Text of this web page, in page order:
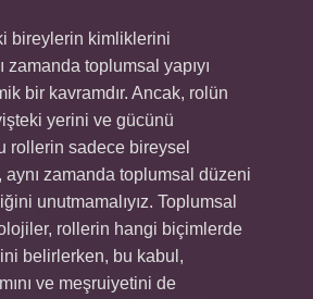
bireylerin kimliklerini
zamanda toplumsal yapıyı
bir kavramdır. Ancak, rolün
yerini ve gücünü
rollerin sadece bireysel
zamanda toplumsal düzeni
unutmamalıyız. Toplumsal
rollerin hangi biçimlerde
belirlerken, bu kabul,
ve meşruiyetini de